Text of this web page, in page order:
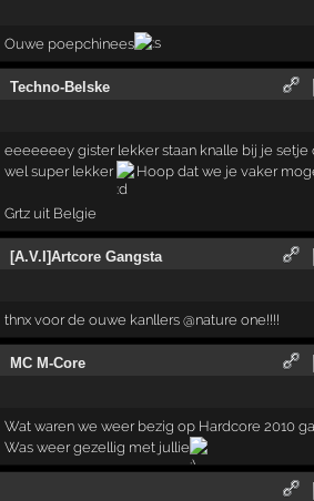
Ouwe poepchinees
Techno-Belske
eeeeeeey gister lekker staan knalle bij je setje
wel super lekker
Hoop dat we je vaker
Grtz uit Belgie
[A.V.I]Artcore Gangsta
thnx voor de ouwe kanllers @nature one!!!!
MC M-Core
Wat waren we weer bezig op Hardcore 2010
Was weer gezellig met jullie